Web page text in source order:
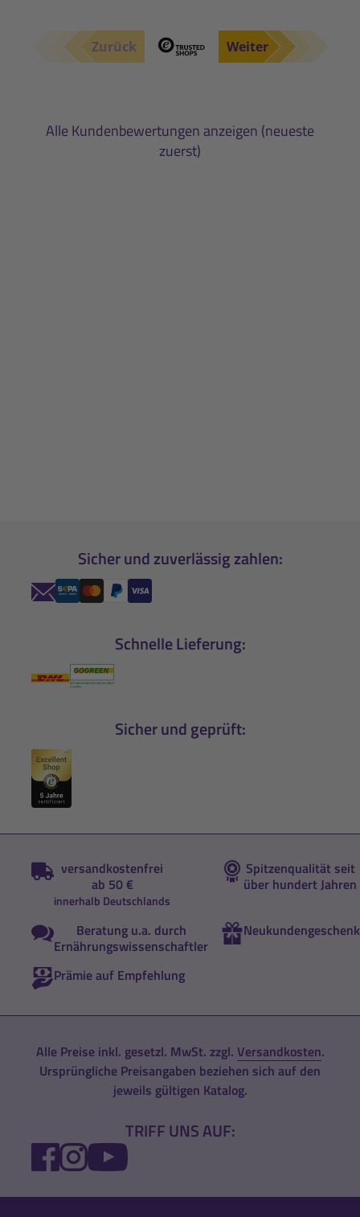
Zurück Weiter
Alle Kundenbewertungen anzeigen (neueste
zuerst)
Sicher und zuverlässig zahlen:
Schnelle Lieferung:
Sicher und geprüft:
versandkostenfrei
ab 50 €
innerhalb Deutschlands
Spitzenqualität seit
über hundert Jahren
Beratung u.a. durch
Ernährungswissenschaftler
Neukundengeschenk
Prämie auf Empfehlung
Alle Preise inkl. gesetzl. MwSt. zzgl. Versandkosten.
Ursprüngliche Preisangaben beziehen sich auf den
jeweils gültigen Katalog.
TRIFF UNS AUF:
FACEBOOK
INSTAGRAM
YOUTUBE